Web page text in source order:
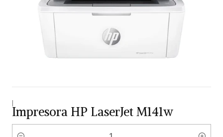
|
Impresora HP LaserJet M141w